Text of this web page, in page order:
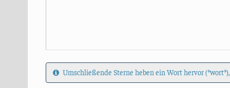
Umschließende Sterne heben ein Wort hervor